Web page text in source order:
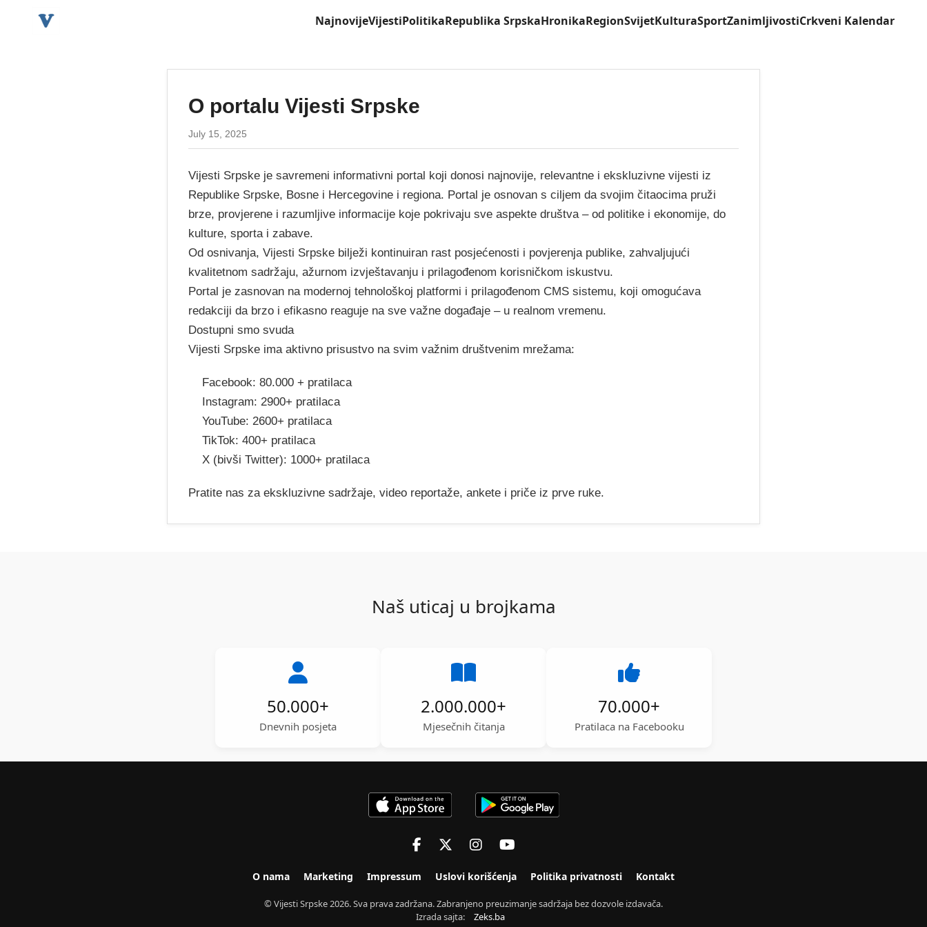
NajnovijeVijestiPolitikaRepublika SrpskaHronikaRegionSvijetKulturaSportZanimljivostiCrkveni Kalendar
O portalu Vijesti Srpske
July 15, 2025
Vijesti Srpske je savremeni informativni portal koji donosi najnovije, relevantne i ekskluzivne vijesti iz
Republike Srpske, Bosne i Hercegovine i regiona. Portal je osnovan s ciljem da svojim čitaocima pruži
brze, provjerene i razumljive informacije koje pokrivaju sve aspekte društva – od politike i ekonomije, do
kulture, sporta i zabave.
Od osnivanja, Vijesti Srpske bilježi kontinuiran rast posjećenosti i povjerenja publike, zahvaljujući
kvalitetnom sadržaju, ažurnom izvještavanju i prilagođenom korisničkom iskustvu.
Portal je zasnovan na modernoj tehnološkoj platformi i prilagođenom CMS sistemu, koji omogućava
redakciji da brzo i efikasno reaguje na sve važne događaje – u realnom vremenu.
Dostupni smo svuda
Vijesti Srpske ima aktivno prisustvo na svim važnim društvenim mrežama:
Facebook: 80.000 + pratilaca
Instagram: 2900+ pratilaca
YouTube: 2600+ pratilaca
TikTok: 400+ pratilaca
X (bivši Twitter): 1000+ pratilaca
Pratite nas za ekskluzivne sadržaje, video reportaže, ankete i priče iz prve ruke.
Naš uticaj u brojkama
50.000+
Dnevnih posjeta
2.000.000+
Mjesečnih čitanja
70.000+
Pratilaca na Facebooku
O nama Marketing Impressum Uslovi korišćenja Politika privatnosti Kontakt
© Vijesti Srpske 2026. Sva prava zadržana. Zabranjeno preuzimanje sadržaja bez dozvole izdavača.
Izrada sajta:
Zeks.ba